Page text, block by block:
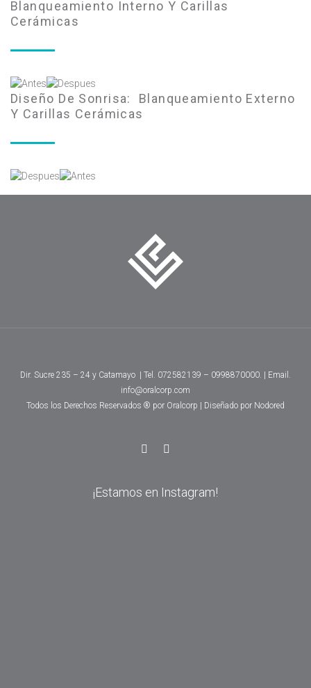
Blanqueamiento Interno Y Carillas
Cerámicas
Diseño De Sonrisa: Blanqueamiento Externo
Y Carillas Cerámicas
Dir. Sucre 235 – 24 y Catamayo | Tel. 072582139 – 0998870000. | Email.
info@oralcorp.com
Todos los Derechos Reservados ® por Oralcorp | Diseñado por Nodored
¡Estamos en Instagram!